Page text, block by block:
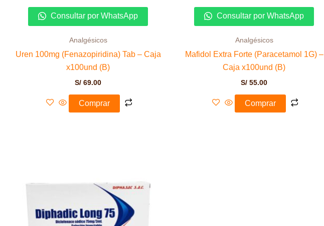
Consultar por WhatsApp
Analgésicos
Uren 100mg (Fenazopiridina) Tab – Caja
x100und (B)
S/ 69.00
Comprar
Consultar por WhatsApp
Analgésicos
Mafidol Extra Forte (Paracetamol 1G) –
Caja x100und (B)
S/ 55.00
Comprar